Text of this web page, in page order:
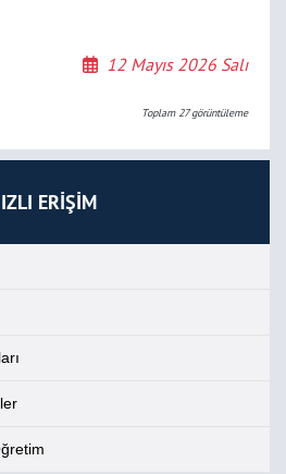
ERİŞİM
12 Mayıs 2026 Salı
Toplam27görüntüleme